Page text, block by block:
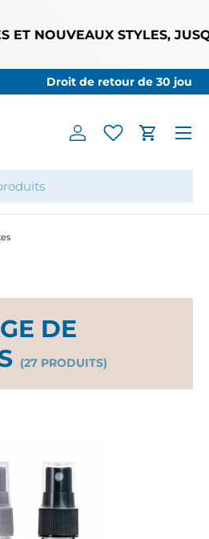
STYLES,
30 jours : En savoir plus
Se connecterPanier
Menu
DE
(27 PRODUITS)